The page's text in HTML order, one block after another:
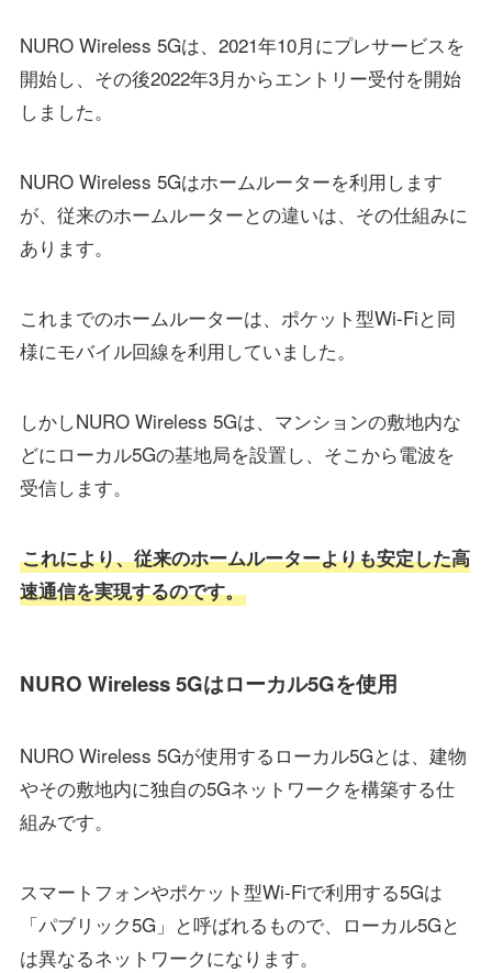
NURO Wireless 5Gは、2021年10月にプレサービスを
開始し、その後2022年3月からエントリー受付を開始
しました。
NURO Wireless 5Gはホームルーターを利用します
が、従来のホームルーターとの違いは、その仕組みに
あります。
これまでのホームルーターは、ポケット型Wi-Fiと同
様にモバイル回線を利用していました。
しかしNURO Wireless 5Gは、マンションの敷地内な
どにローカル5Gの基地局を設置し、そこから電波を
受信します。
これにより、従来のホームルーターよりも安定した高
速通信を実現するのです。
NURO Wireless 5Gはローカル5Gを使用
NURO Wireless 5Gが使用するローカル5Gとは、建物
やその敷地内に独自の5Gネットワークを構築する仕
組みです。
スマートフォンやポケット型Wi-Fiで利用する5Gは
「パブリック5G」と呼ばれるもので、ローカル5Gと
は異なるネットワークになります。